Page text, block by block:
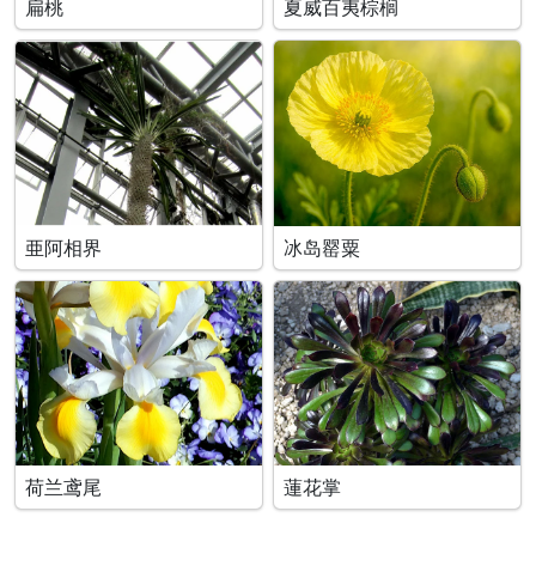
扁桃 夏威百夷棕榈
亜阿相界 冰岛罂粟
荷兰鸢尾 蓮花掌